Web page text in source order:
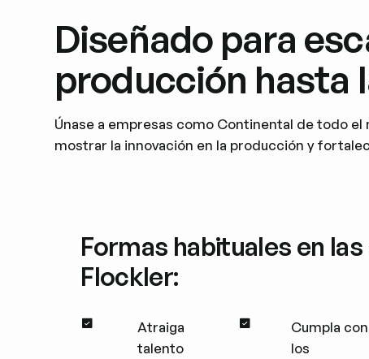
Diseñado para
producción hasta
Únase a empresas como Continental de todo
mostrar la innovación en la producción y
Formas habituales en
Flockler:
Atraiga
talento
Cumpla con
los